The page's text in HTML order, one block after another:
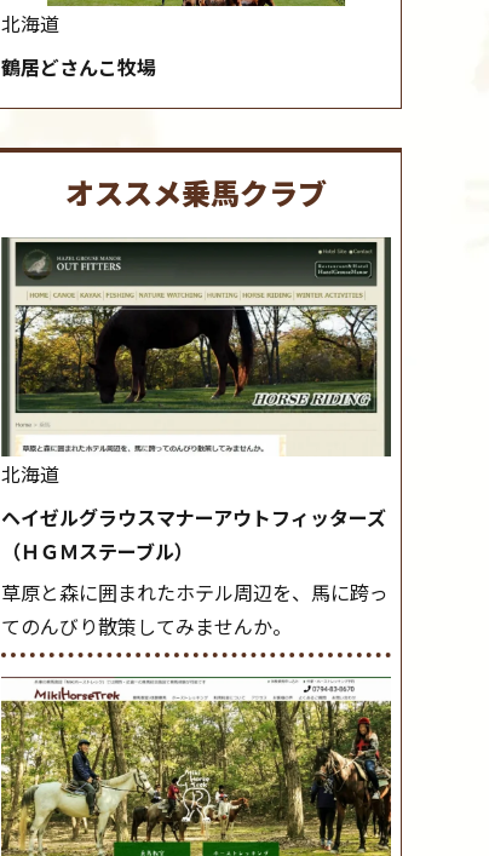
北海道
鶴居どさんこ牧場
オススメ乗馬クラブ
北海道
ヘイゼルグラウスマナーアウトフィッターズ
（ＨＧＭステーブル）
草原と森に囲まれたホテル周辺を、馬に跨っ
てのんびり散策してみませんか。